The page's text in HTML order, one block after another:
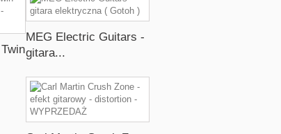
MEG Electric Guitars -
gitara...